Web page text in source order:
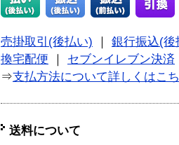
売掛取引(後払い)
銀行振込(後
換宅配便
セブンイレブン決済
⇒支払方法について詳しくはこ
送料について